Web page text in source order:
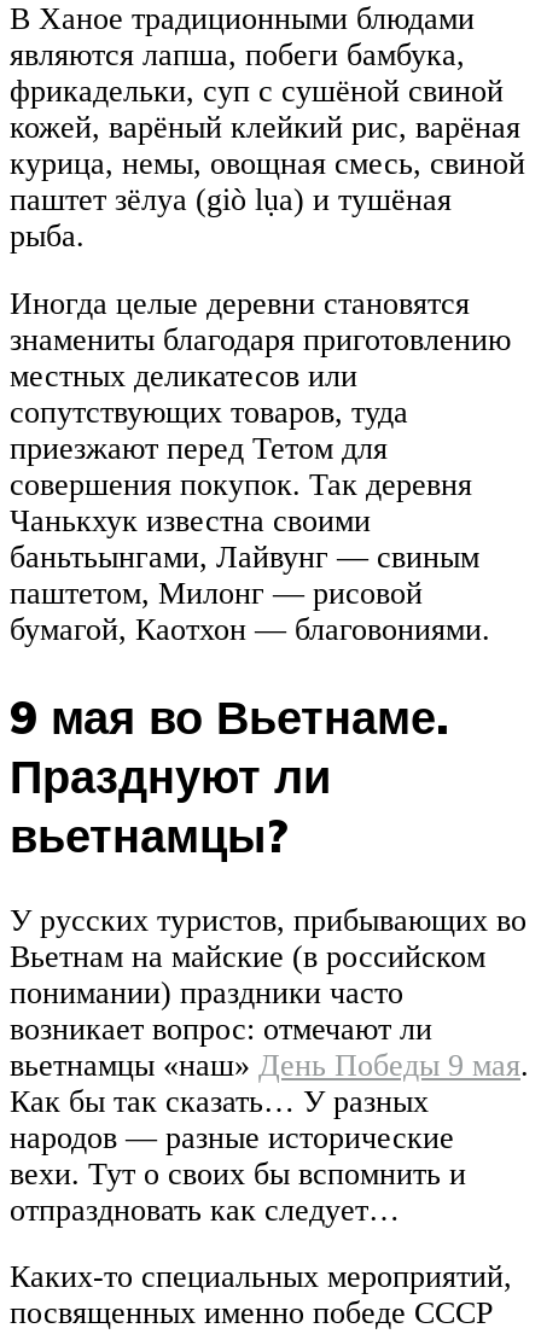
В Ханое традиционными блюдами
являются лапша, побеги бамбука,
фрикадельки, суп с сушёной свиной
кожей, варёный клейкий рис, варёная
курица, немы, овощная смесь, свиной
паштет зёлуа (giò lụa) и тушёная
рыба.
Иногда целые деревни становятся
знамениты благодаря приготовлению
местных деликатесов или
сопутствующих товаров, туда
приезжают перед Тетом для
совершения покупок. Так деревня
Чанькхук известна своими
баньтьынгами, Лайвунг — свиным
паштетом, Милонг — рисовой
бумагой, Каотхон — благовониями.
9 мая во Вьетнаме.
Празднуют ли
вьетнамцы?
У русских туристов, прибывающих во
Вьетнам на майские (в российском
понимании) праздники часто
возникает вопрос: отмечают ли
вьетнамцы «наш» День Победы 9 мая.
Как бы так сказать… У разных
народов — разные исторические
вехи. Тут о своих бы вспомнить и
отпраздновать как следует…
Каких-то специальных мероприятий,
посвященных именно победе СССР